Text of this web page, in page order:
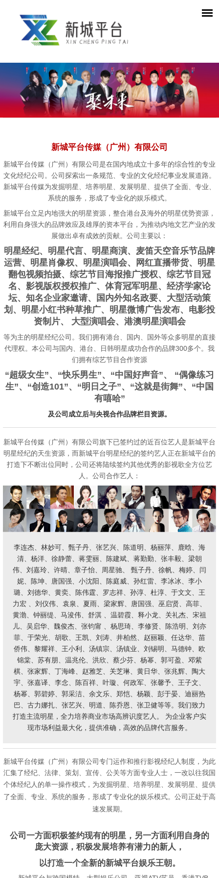
新城平台传媒（广州）有限公司
新城平台传媒（广州）有限公司是在国内地成立十多年的综合性的专业
文化经纪公司。公司探索出一条规范、专业的文化经纪事业发展道路。
新城平台传媒为发掘明星、培养明星、发展明星、提供了全面、专业、
系统的服务，形成了专业化的娱乐模式。
新城平台立足内地强大的明星资源，整合港台及海外的明星优势资源，
利用自身强大的品牌效应及雄厚的资本平台，为推动内地文艺产业的发
展做出卓有成效的贡献。公司主要以：
明星经纪、明星代言、明星商演、麦笛天空音乐节品牌
运营、明星肖像权、明星演唱会、网红直播带货、明星
翻包视频拍摄、综艺节目海报推广授权、综艺节目冠
名、影视版权授权推广、体育冠军明星、经济学家论
坛、知名企业家邀请、国内外知名政要、大型活动策
划、明星小红书种草推广、明星微博广告发布、电影投
资制片、 大型演唱会、港澳明星演唱会
等为主的明星经纪公司。我们拥有港台、国内、国外等众多明星的直接
代理权。本公司与国内、港台、日韩明星成功合作的品牌300多个。我
们拥有综艺节目合作资源
“超级女生”、“快乐男生”、“中国好声音”、 “偶像练习
生”、“创造101”、“明日 之子”、“这就是街舞”、“中国
有嘻哈”
及公司成立后与央视合作品牌栏目资源。
新城平台传媒（广州）有限公司旗下已签约过的近百位艺人是新城平台
明星经纪的天生资源，而新城平台明星经纪的签约艺人正在新城平台的
打造下不断出位同时，公司还将陆续签约其他优秀的影视歌全方位艺
人。公司合作艺人：
李连杰、林妙可、甄子丹、张艺兴、陈道明、杨丽萍、鹿晗、海
清、杨洋、徐静蕾、蒋雯丽、陈建斌、蒋勤勤、张丰毅、梁朝
伟、刘嘉玲、许晴、章子怡、周星驰、 甄子丹、徐帆、梅婷、闫
妮、陈坤、唐国强、小沈阳、陈庭威、孙红雷、李冰冰、李小
璐、刘德华、黄奕、陈伟霆、罗志祥、孙淳、杜淳、于文文、王
力宏 、刘仪伟、袁泉、夏雨、梁家辉、唐国强、巫启贤、高菲、
黄渤、钟丽缇、马浚伟、舒淇 、温碧霞、释小龙、关礼杰、宋祖
儿、吴启华、魏俊杰、张钧甯 、杨思琦、李修贤、陈浩明、刘亦
菲、于荣光、胡歌、王凯、刘涛、井柏然、赵丽颖、任达华、苗
侨伟、黎耀祥、王小利、汤镇宗、汤镇业、刘锡明、马德钟、欧
锦棠、苏有朋、温兆伦、洪欣、蔡少芬、杨幂、郭可盈、邓紫
棋、张家辉、丁海峰、赵雅芝、关芝琳、黄日华、张兆辉、陶大
宇、张嘉译、李念、陈百祥、 叶璇 、何政军、张馨予、王子文、
杨幂、郭碧婷、郭采洁、余文乐、郑恺、杨颖、彭于晏、迪丽热
巴、古力娜扎、张艺兴、明道、陈乔恩、张卫健等等。我们致力
打造主流明星，全力培养商业市场高辨识度艺人。 为企业客户实
现市场利益最大化，提供准确，高效的品牌代言服务。
新城平台传媒（广州）有限公司专门运作和推行影视经纪人制度，为此
汇集了经纪、法律、策划、宣传、公关等方面专业人士，一改以往我国
个体经纪人的单一操作模式，为发掘明星、培养明星、发展明星、提供
了全面、专业、系统的服务，形成了专业化的娱乐模式。公司正处于高
速发展期。
公司一方面积极签约现有的明星，另一方面利用自身的
庞大资源，积极发展培养有潜力的新人，
以打造一个全新的新城平台娱乐王朝。